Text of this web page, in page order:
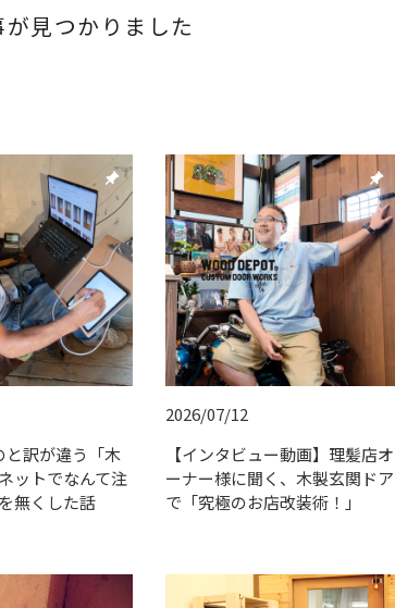
が見つかりました
push_pin
と訳が違う「木
ットでなんて注
無くした話
push_pin
2026/07/12
【インタビュー動画】理髪店オ
ーナー様に聞く、木製玄関ドア
で「究極のお店改装術！」